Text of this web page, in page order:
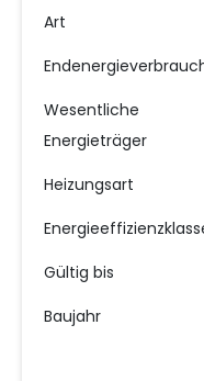
Art
Wesentliche
Energieträger
Heizungsart
Gültig bis
Baujahr